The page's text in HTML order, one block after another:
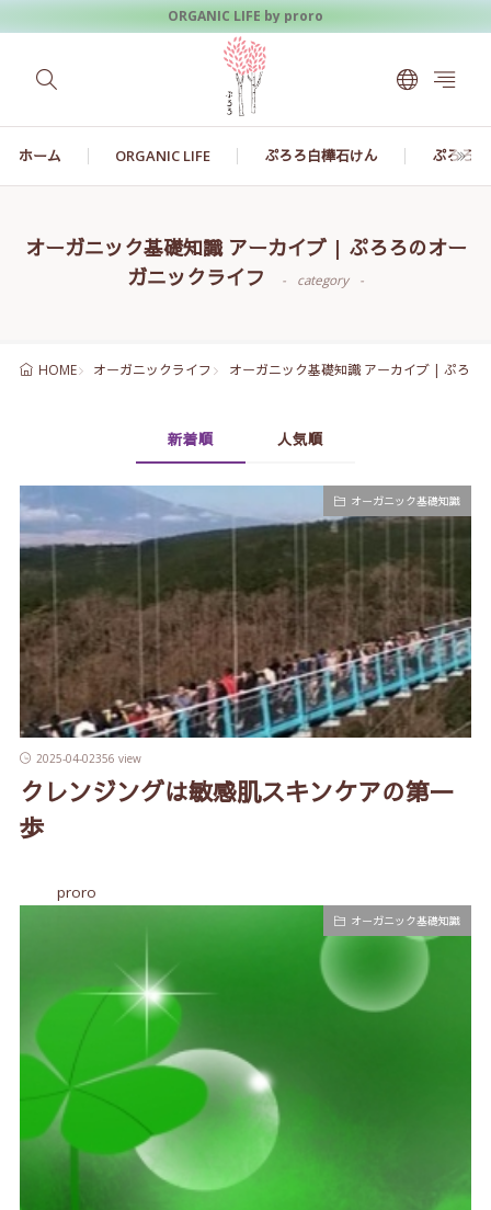
ORGANIC LIFE by proro
ホーム ORGANIC LIFE ぷろろ白樺石けん ぷろろ
オーガニック基礎知識 アーカイブ | ぷろろのオー
ガニックライフ
category
HOME オーガニックライフ オーガニック基礎知識 アーカイブ | ぷろろ
新着順 人気順
オーガニック基礎知識
2025-04-02356 view
クレンジングは敏感肌スキンケアの第一
歩
proro
オーガニック基礎知識